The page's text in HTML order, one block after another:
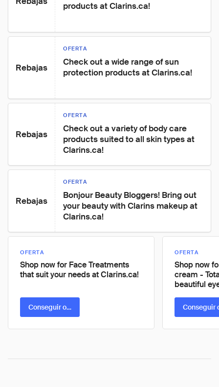
products at Clarins.ca!
Rebajas
OFERTA
Check out a wide range of sun
protection products at Clarins.ca!
Rebajas
OFERTA
Check out a variety of body care
products suited to all skin types at
Clarins.ca!
Rebajas
OFERTA
Bonjour Beauty Bloggers! Bring out
your beauty with Clarins makeup at
Clarins.ca!
OFERTA
Shop now for Face Treatments
that suit your needs at Clarins.ca!
Conseguir oferta
OFERTA
Shop now
cream -
beautiful
Conseguir